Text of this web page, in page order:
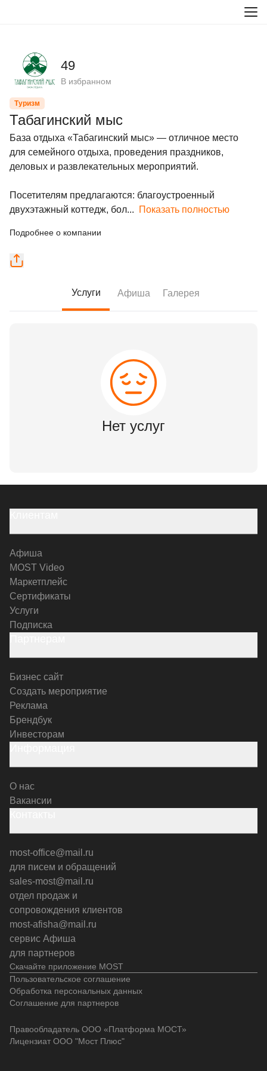
49
В избранном
Туризм
Табагинский мыс
База отдыха «Табагинский мыс» — отличное место
для семейного отдыха, проведения праздников,
деловых и развлекательных мероприятий.
Посетителям предлагаются: благоустроенный
двухэтажный коттедж, бол... Показать полностью
Подробнее о компании
Услуги Афиша Галерея
Нет услуг
Скачайте приложение MOST
Афиша
MOST Video
Маркетплейс
Сертификаты
Услуги
Подписка
Бизнес сайт
Создать мероприятие
Реклама
Брендбук
Инвесторам
О нас
Вакансии
most-office@mail.ru
для писем и обращений
sales-most@mail.ru
отдел продаж и
сопровождения клиентов
most-afisha@mail.ru
сервис Афиша
для партнеров
Пользовательское соглашение
Обработка персональных данных
Соглашение для партнеров
Правообладатель ООО «Платформа МОСТ»
Лицензиат ООО "Мост Плюс"